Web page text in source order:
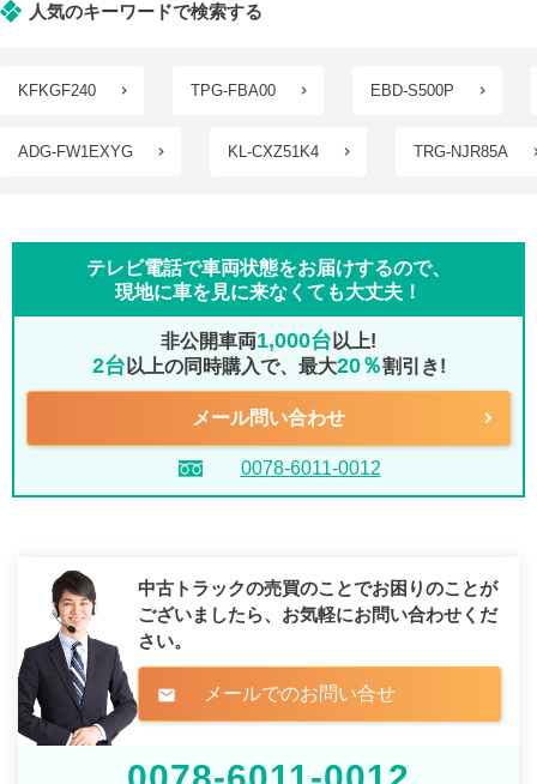
人気のキーワードで検索する
KFKGF240 TPG-FBA00 EBD-S500P
ADG-FW1EXYG KL-CXZ51K4 TRG-NJR85A
テレビ電話で車両状態をお届けするので、
現地に車を見に来なくても大丈夫！
非公開車両1,000台 以上!
2台 以上の同時購入で、最大20％割引き!
メール問い合わせ
0078-6011-0012
中古トラックの売買のことでお困りのことが
ございましたら、 お気軽にお問い合わせくだ
さい。
mail メールでのお問い合せ